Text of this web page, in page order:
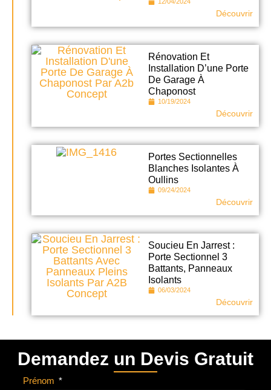
Découvrir
Rénovation Et
Installation D’une Porte
De Garage À
Chaponost
10/19/2024
Découvrir
Portes Sectionnelles
Blanches Isolantes À
Oullins
09/24/2024
Découvrir
Soucieu En Jarrest :
Porte Sectionnel 3
Battants, Panneaux
Isolants
06/03/2024
Découvrir
Demandez un Devis Gratuit
Prénom